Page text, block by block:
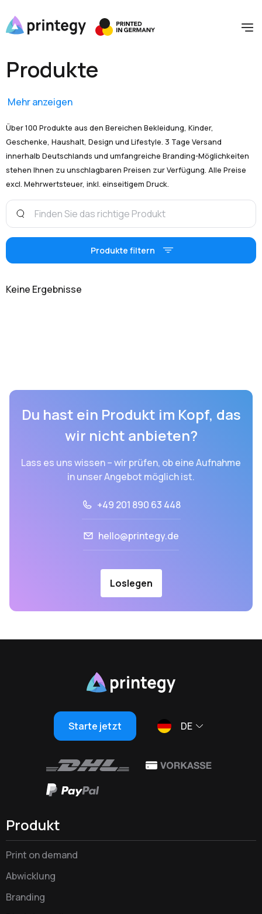
Produkte
Mehr anzeigen
Über 100 Produkte aus den Bereichen Bekleidung, Kinder,
Geschenke, Haushalt, Design und Lifestyle. 3 Tage Versand
innerhalb Deutschlands und umfangreiche Branding-Möglichkeiten
stehen Ihnen zu unschlagbaren Preisen zur Verfügung. Alle Preise
excl. Mehrwertsteuer, inkl. einseitigem Druck.
Produkte filtern
Keine Ergebnisse
Du hast ein Produkt im Kopf, das
wir nicht anbieten?
Lass es uns wissen – wir prüfen, ob eine Aufnahme
in unser Angebot möglich ist.
+49 201 890 63 448
hello@printegy.de
Loslegen
Starte jetzt DE
Produkt
Print on demand
Abwicklung
Branding